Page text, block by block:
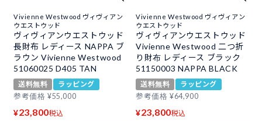
Vivienne Westwood ヴィヴィアン
ウエストウッド
ヴィヴィアンウエストウッド
長財布 レディース NAPPA ブ
ラウン Vivienne Westwood
51060025 D405 TAN
送料無料
ラッピング
参考価格 ¥55,000
¥23,800税込
Vivienne Westwood ヴィヴィアン
ウエストウッド
ヴィヴィアンウエストウッド
Vivienne Westwood 二つ折
り財布 レディース ブラック
51150003 NAPPA BLACK
送料無料
ラッピング
参考価格 ¥64,900
¥23,800税込